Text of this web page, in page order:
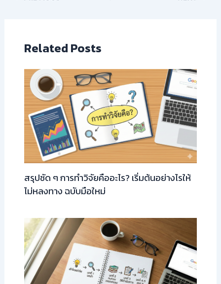
Related Posts
สรุปชัด ๆ การทำวิจัยคืออะไร? เริ่มต้นอย่างไรให้
ไม่หลงทาง ฉบับมือใหม่